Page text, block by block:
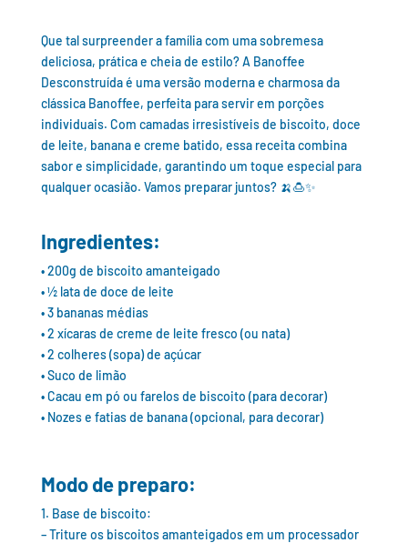
Que tal surpreender a família com uma sobremesa
deliciosa, prática e cheia de estilo? A Banoffee
Desconstruída é uma versão moderna e charmosa da
clássica Banoffee, perfeita para servir em porções
individuais. Com camadas irresistíveis de biscoito, doce
de leite, banana e creme batido, essa receita combina
sabor e simplicidade, garantindo um toque especial para
qualquer ocasião. Vamos preparar juntos? 🍌🍮✨
Ingredientes:
• 200g de biscoito amanteigado
• ½ lata de doce de leite
• 3 bananas médias
• 2 xícaras de creme de leite fresco (ou nata)
• 2 colheres (sopa) de açúcar
• Suco de limão
• Cacau em pó ou farelos de biscoito (para decorar)
• Nozes e fatias de banana (opcional, para decorar)
Modo de preparo:
1. Base de biscoito:
– Triture os biscoitos amanteigados em um processador